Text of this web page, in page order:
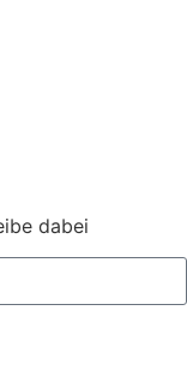
dabei